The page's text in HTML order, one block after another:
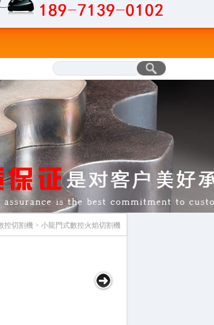
控切割機 > 小龍門式數控火焰切割機